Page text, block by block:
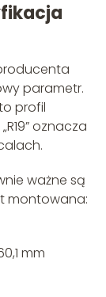
parametr.
profil
oznacza
ważne są
montowana:
mm